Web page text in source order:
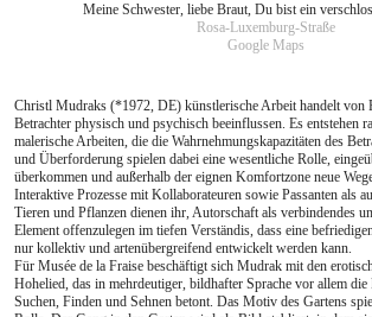
Meine Schwester, liebe Braut, Du bist ein
Rosa-Luxemburg-Straße
Google Maps
Christl Mudraks (*1972, DE) künstlerische Arbeit handelt von
Betrachter physisch und psychisch beeinflussen. Es entstehen
malerische Arbeiten, die die Wahrnehmungskapazitäten des
und Überforderung spielen dabei eine wesentliche Rolle,
überkommen und außerhalb der eignen Komfortzone neue
Interaktive Prozesse mit Kollaborateuren sowie Passanten als
Tieren und Pflanzen dienen ihr, Autorschaft als verbindendes
Element offenzulegen im tiefen Verständis, dass eine
nur kollektiv und artenübergreifend entwickelt werden kann.
Für Musée de la Fraise beschäftigt sich Mudrak mit den
Hohelied, das in mehrdeutiger, bildhafter Sprache vor allem
Suchen, Finden und Sehnen betont. Das Motiv des Gartens